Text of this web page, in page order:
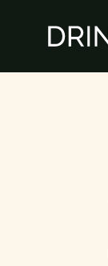
main